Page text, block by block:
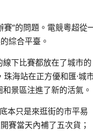
賽”的問題。電競粵超從
綜合平臺。
下比賽都放在了城市的
海站在正方優和匯·城
景區注進了新的活氣。
本只是來逛街的市平易
賽當天內補了五次貨；